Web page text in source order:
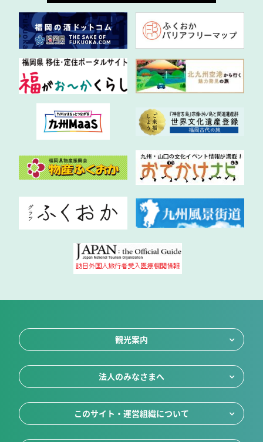
観光案内
法人のみなさまへ
このサイト・運営組織について